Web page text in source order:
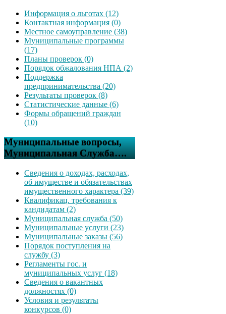
Информация о льготах (12)
Контактная информация (0)
Местное самоуправление (38)
Муниципальные программы
(17)
Планы проверок (0)
Порядок обжалования НПА (2)
Поддержка
предпринимательства (20)
Результаты проверок (8)
Статистические данные (6)
Формы обращений граждан
(10)
Муниципальные вопросы,
Муниципальная Служба….
Сведения о доходах, расходах,
об имуществе и обязательствах
имущественного характера (39)
Квалификац. требования к
кандидатам (2)
Муниципальная служба (50)
Муниципальные услуги (23)
Муниципальные заказы (56)
Порядок поступления на
службу (3)
Регламенты гос. и
муниципальных услуг (18)
Сведения о вакантных
должностях (0)
Условия и результаты
конкурсов (0)